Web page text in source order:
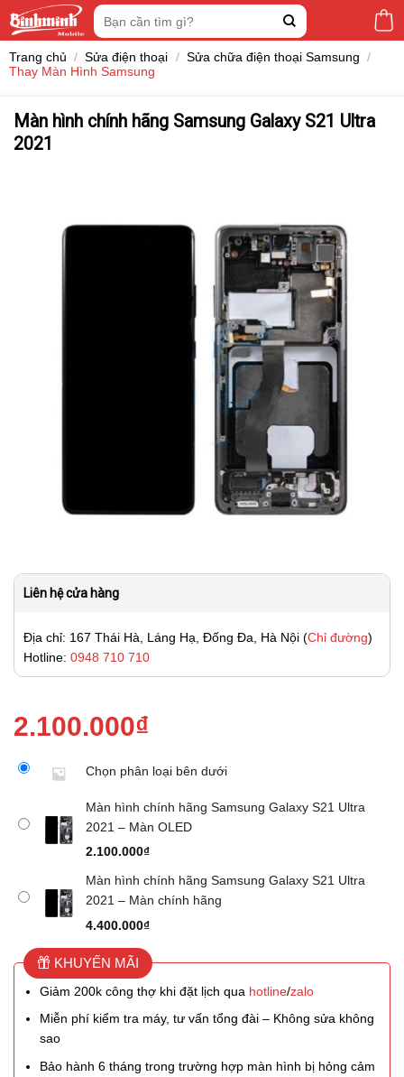
Tìm
kiếm:
Trang chủ / Sửa điện thoại / Sửa chữa điện thoại Samsung /
Thay Màn Hình Samsung
Màn hình chính hãng Samsung Galaxy S21 Ultra
2021
Liên hệ cửa hàng
Địa chỉ: 167 Thái Hà, Láng Hạ, Đống Đa, Hà Nội (Chỉ đường)
Hotline: 0948 710 710
2.100.000₫
Chọn phân loại bên dưới
Màn hình chính hãng Samsung Galaxy S21 Ultra
2021 – Màn OLED
2.100.000₫
Màn hình chính hãng Samsung Galaxy S21 Ultra
2021 – Màn chính hãng
4.400.000₫
KHUYẾN MÃI
Giảm 200k công thợ khi đặt lịch qua hotline/zalo
Miễn phí kiểm tra máy, tư vấn tổng đài – Không sửa không
sao
Bảo hành 6 tháng trong trường hợp màn hình bị hỏng cảm